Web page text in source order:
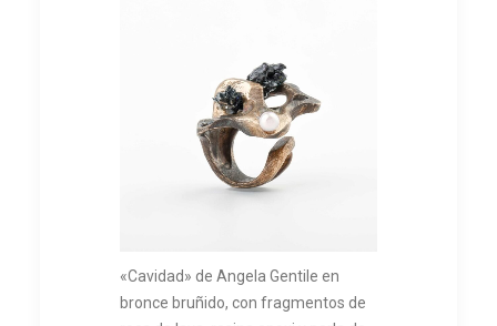
«Cavidad» de Angela Gentile en
bronce bruñido, con fragmentos de